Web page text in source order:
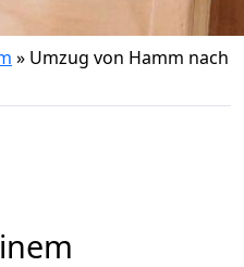
» Umzug von Hamm nach